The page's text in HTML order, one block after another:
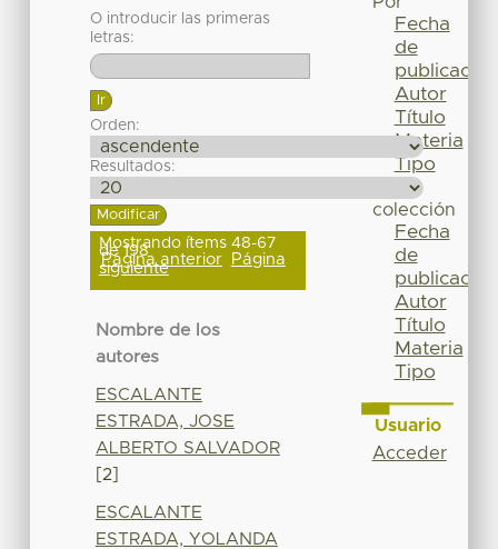
O introducir las primeras
letras:
Orden:
Resultados:
Mostrando ítems 48-67
de 198
Página anterior Página
siguiente
Nombre de los
autores
ESCALANTE
ESTRADA, JOSE
ALBERTO SALVADOR
[2]
ESCALANTE
ESTRADA, YOLANDA
Fecha
de
publicación
Autor
Título
Materia
Tipo
colección
Fecha
de
publicación
Autor
Título
Materia
Tipo
Usuario
Acceder